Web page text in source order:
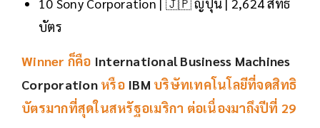
บัตร
Winner ก็คือ International Business Machines
Corporationหรือ IBM บริษัทเทคโนโลยีที่จดสิทธิ
บัตรมากที่สุดในสหรัฐอเมริกา ต่อเนื่องมาถึงปีที่ 29